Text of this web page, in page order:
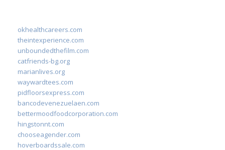
okhealthcareers.com
theintexperience.com
unboundedthefilm.com
catfriends-bg.org
marianlives.org
waywardtees.com
pidfloorsexpress.com
bancodevenezuelaen.com
bettermoodfoodcorporation.com
hingstonnt.com
chooseagender.com
hoverboardssale.com